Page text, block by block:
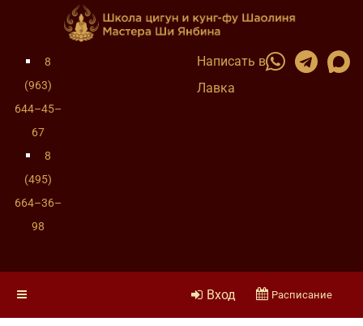
8
(963)
644–45–
67
8
(495)
664–36–
98
Написать в
Лавка
Вход Расписание